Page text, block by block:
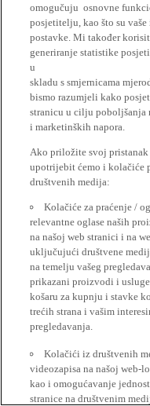
omogučuju osnovne
posjetitelju, kao što su
postavke. Mi također
generiranje statistike
u
skladu s smjernicama
bismo razumjeli kako
stranicu u cilju poboljšanja
i marketinških napora.
Ako priložite svoj pristanak
upotrijebit ćemo i kolačiće
društvenih medija:
Kolačiće za praćenje /
relevantne oglase naših
na našoj web stranici i na
uključujući društvene
na temelju vašeg
prikazani proizvodi i
košaru za kupnju i stavke
trećih strana i vašim
pregledavanja.
Kolačići iz društvenih
videozapisa na našoj web-
kao i omogućavanje
stranice na društvenim